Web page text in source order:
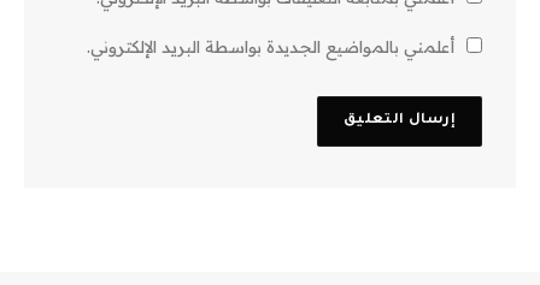
أعلمني بالمواضيع الجديدة بواسطة البريد الإلكتروني.